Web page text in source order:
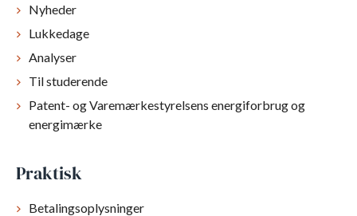
Nyheder
Lukkedage
Analyser
Til studerende
Patent- og Varemærkestyrelsens energiforbrug og
energimærke
Praktisk
Betalingsoplysninger